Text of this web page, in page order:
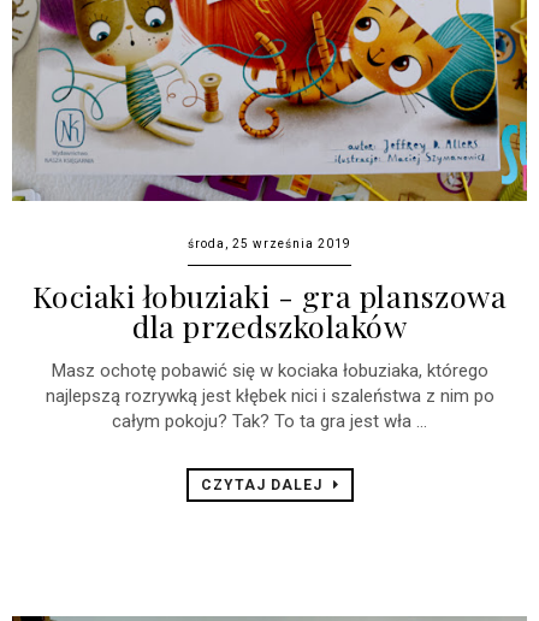
środa, 25 września 2019
Kociaki łobuziaki - gra planszowa
dla przedszkolaków
Masz ochotę pobawić się w kociaka łobuziaka, którego
najlepszą rozrywką jest kłębek nici i szaleństwa z nim po
całym pokoju? Tak? To ta gra jest wła ...
CZYTAJ DALEJ